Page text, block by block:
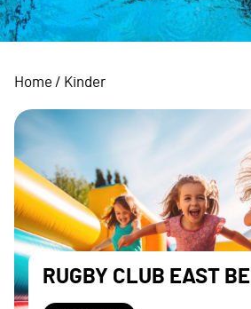
Home / Kinder
RUGBY CLUB EAST